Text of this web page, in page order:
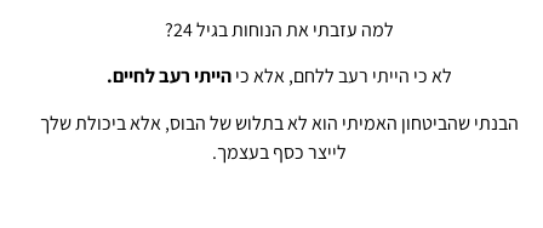
למה עזבתי את הנוחות בגיל 24?
לא כי הייתי רעב ללחם, אלא כיהייתי רעב לחיים.
הבנתי שהביטחון האמיתי הוא לא בתלוש של הבוס, אלא ביכולת שלך
לייצר כסף בעצמך.